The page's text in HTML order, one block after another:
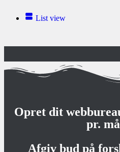
List view
Opret dit
pr.
Afgiv bud på